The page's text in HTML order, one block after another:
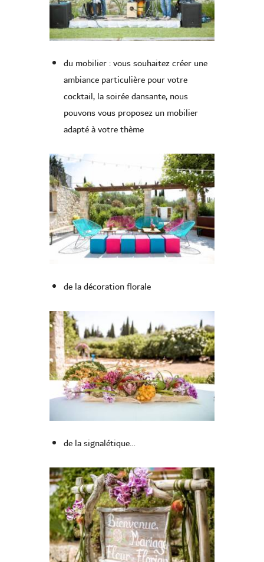
du mobilier : vous souhaitez créer une
ambiance particulière pour votre
cocktail, la soirée dansante, nous
pouvons vous proposez un mobilier
adapté à votre thème
de la décoration florale
de la signalétique…